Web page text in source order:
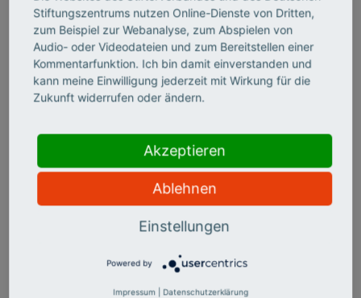
Forum Innovation zur Richtungswahl
Spitzen der Parteien stellten am 30. Januar 2025 in
Berlin ihre Konzepte für mehr Innovationsfähigkeit in
Deutschland vor.
Stiftungszentrums nutzen Online-Dienste von Dritten,
zum Beispiel zur Webanalyse, zum Abspielen von
Audio- oder Videodateien und zum Bereitstellen einer
Kommentarfunktion. Ich bin damit einverstanden und
kann meine Einwilligung jederzeit mit Wirkung für die
Zukunft widerrufen oder ändern.
Akzeptieren
Ablehnen
Einstellungen
Powered by
Impressum Datenschutzerklärung